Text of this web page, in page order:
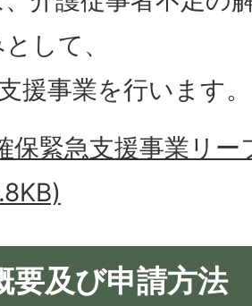
して、
援事業を行います。
保緊急支援事業リ
要及び申請方法